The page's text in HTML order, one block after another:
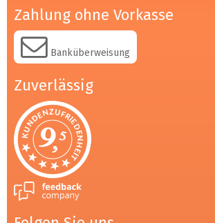
Zahlung ohne Vorkasse
Banküberweisung
Zuverlässig